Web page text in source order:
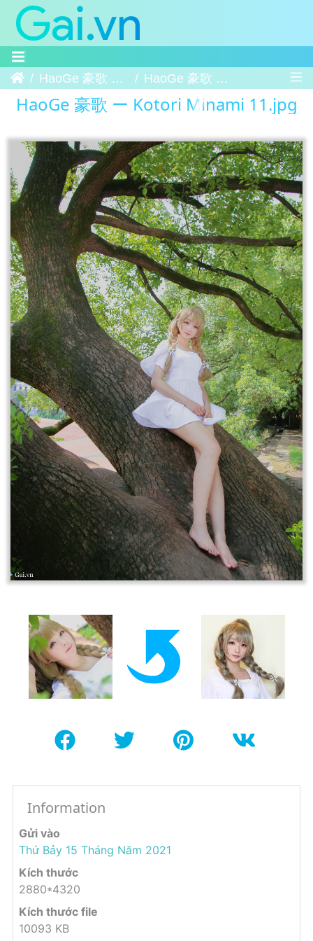
Trang chủHaoGe 豪歌 ー Kotori Minami HaoGe 豪歌 ー Kotori Minami 11
HaoGe 豪歌 ー Kotori Minami 11.jpg
Information
Gửi vào
Thứ Bảy 15 Tháng Năm 2021
Kích thước
2880*4320
Kích thước file
10093 KB